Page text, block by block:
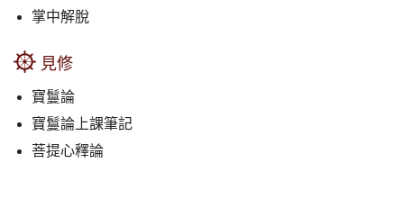
掌中解脫
見修
寶鬘論
寶鬘論上課筆記
菩提心釋論